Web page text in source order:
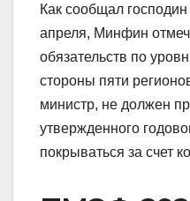
Как сообщал
апреля, Минфин
обязательств по
стороны пяти
министр, не должен
утвержденного
покрываться за счет